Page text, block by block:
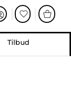
Tilbud